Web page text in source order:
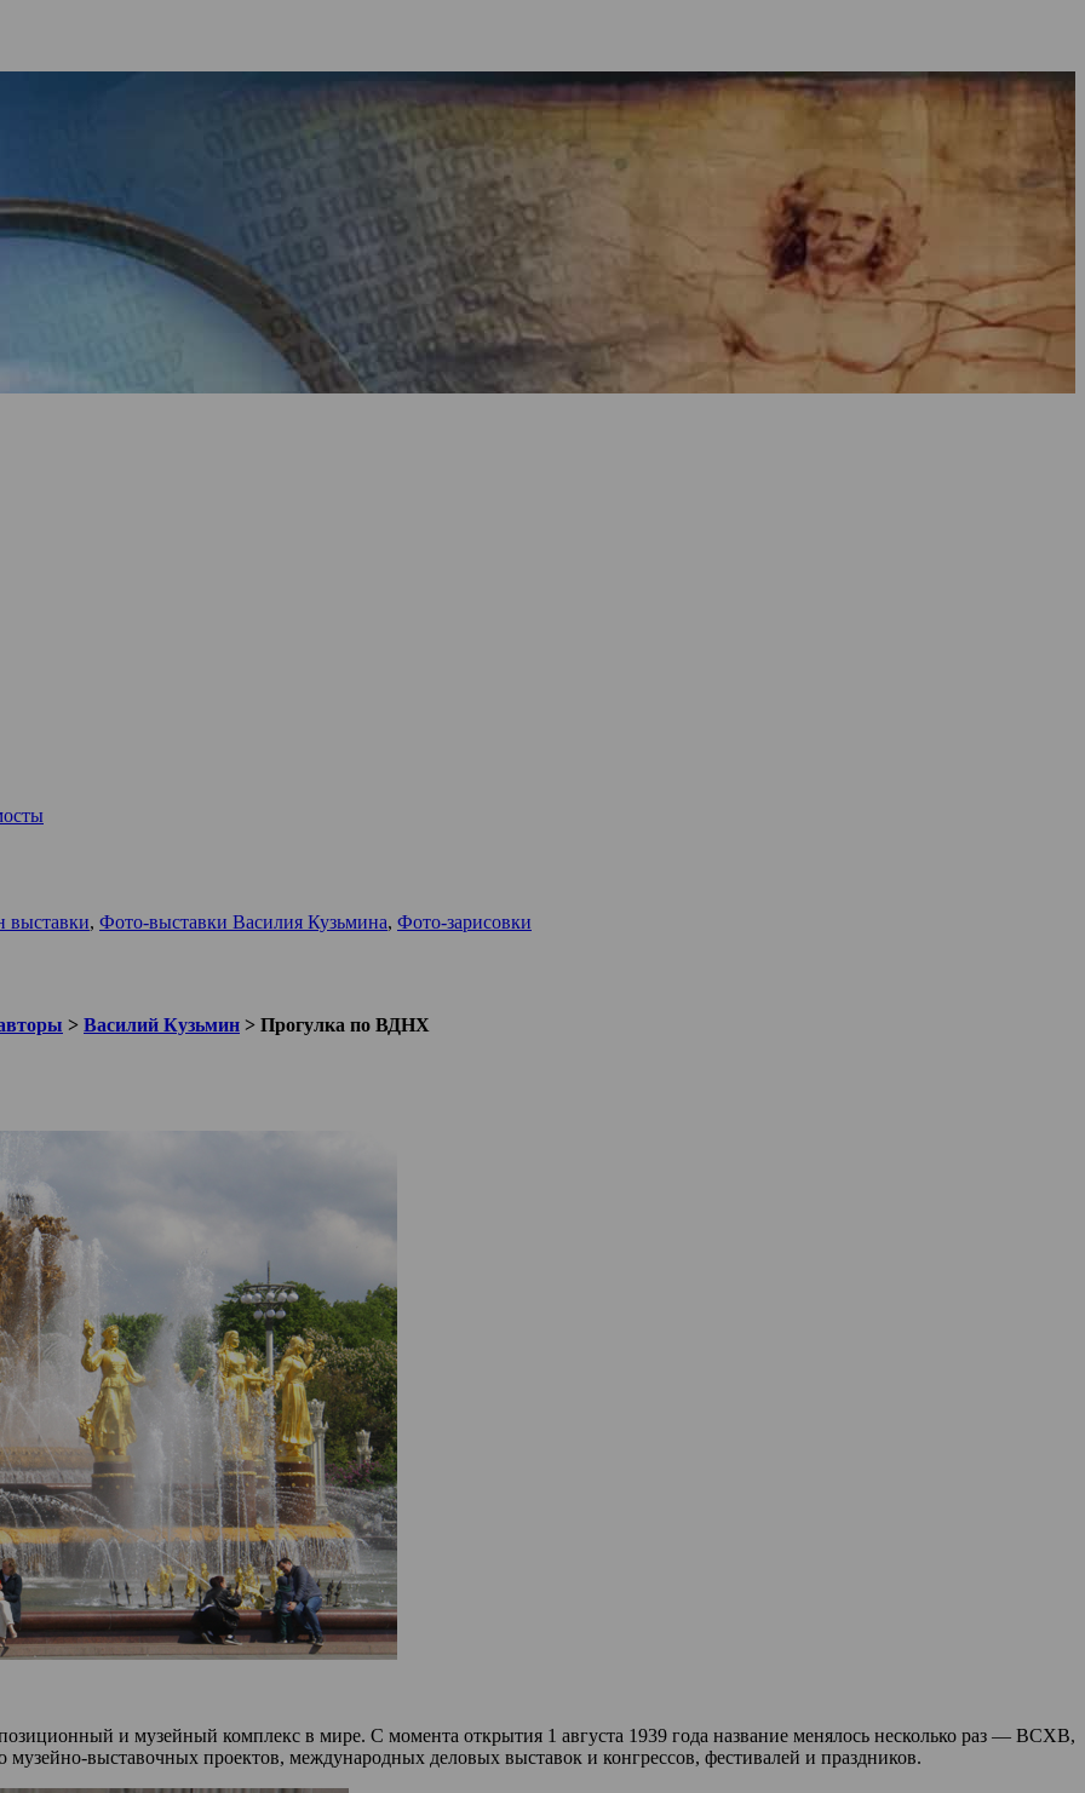
выставки, Фото-выставки Василия Кузьмина, Фото-зарисовки
> Василий Кузьмин > Прогулка по ВДНХ
и музейный комплекс в мире. С момента открытия 1 августа 1939 года название менялось несколько раз — ВСХВ,
выставочных проектов, международных деловых выставок и конгрессов, фестивалей и праздников.